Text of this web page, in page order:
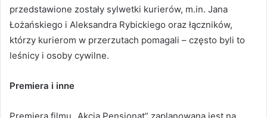
przedstawione zostały sylwetki kurierów, m.in. Jana
Łożańskiego i Aleksandra Rybickiego oraz łączników,
którzy kurierom w przerzutach pomagali – często byli to
leśnicy i osoby cywilne.
Premiera i inne